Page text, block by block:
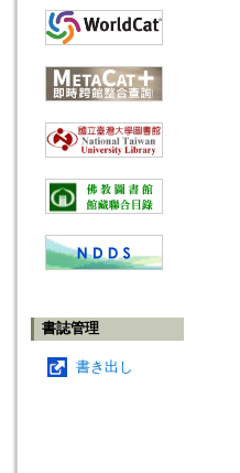
書誌管理
書き出し